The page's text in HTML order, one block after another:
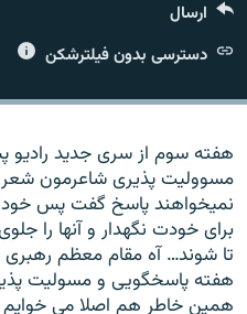
ارسال
دسترسی بدون فیلترشکن
هفته سوم از سری جدید
مسوولیت پذیری شاعرمون شعر
نمیخواهند پاسخ گفت پس
برای خودت نگهدار و آنها را
تا شوند… آه مقام معظم رهبری
هفته پاسخگویی و مسولیت
همین خاطر هم اصلا می